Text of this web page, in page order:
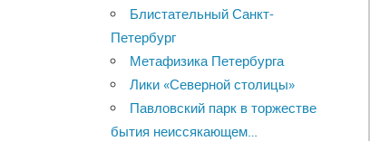
Блистательный Санкт-
Петербург
Метафизика Петербурга
Лики «Северной столицы»
Павловский парк в торжестве
бытия неиссякающем…